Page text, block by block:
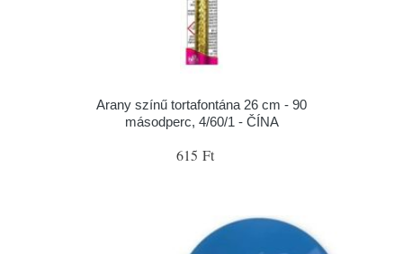
Arany színű tortafontána 26 cm - 90
másodperc, 4/60/1 - ČÍNA
615 Ft